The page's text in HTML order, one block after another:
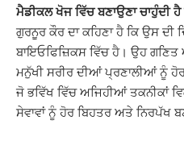
ਮੈਡੀਕਲ ਖੋਜ ਵਿੱਚ ਬਣਾਉਣਾ ਚਾਹੁੰਦੀ ਹੈ
ਗੁਰਨੂਰ ਕੌਰ ਦਾ ਕਹਿਣਾ ਹੈ ਕਿ ਉਸ ਦੀ
ਬਾਇਓਫਿਜ਼ਿਕਸ ਵਿੱਚ ਹੈ। ਉਹ
ਮਨੁੱਖੀ ਸਰੀਰ ਦੀਆਂ ਪ੍ਰਣਾਲੀਆਂ ਨੂੰ ਹੋਰ
ਜੋ ਭਵਿੱਖ ਵਿੱਚ ਅਜਿਹੀਆਂ ਤਕਨੀਕਾਂ
ਸੇਵਾਵਾਂ ਨੂੰ ਹੋਰ ਬਿਹਤਰ ਅਤੇ ਨਿਰਪੱਖ